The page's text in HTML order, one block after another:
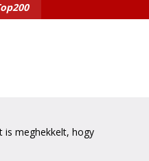
is meghekkelt, hogy